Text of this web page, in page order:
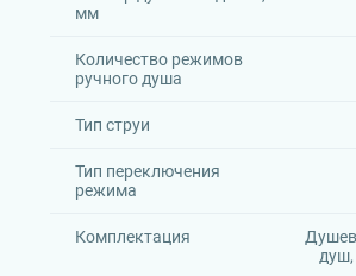
мм
Количество режимов
ручного душа
Тип струи
Тип переключения
режима
Комплектация